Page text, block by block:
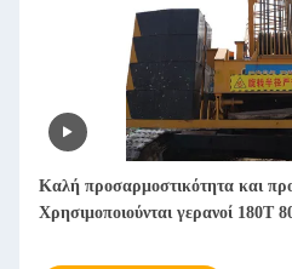
Καλή προσαρμοστικότητα και
Χρησιμοποιούνται γερανοί 180T